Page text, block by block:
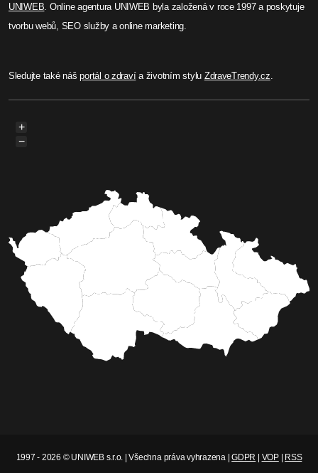
UNIWEB . Online agentura UNIWEB byla založená v roce 1997 a poskytuje
tvorbu webů, SEO služby a online marketing.
Sledujte také nášportál o zdravía životním stylu ZdraveTrendy.cz
+
−
1997 - 2026 © UNIWEB s.r.o. | Všechna práva vyhrazena |GDPR | VOP| RSS